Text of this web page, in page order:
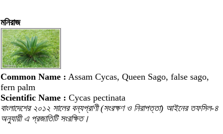
মনিরাজ
Common Name : Assam Cycas, Queen Sago, false sago,
fern palm
Scientific Name : Cycas pectinata
বাংলাদেশের ২০১২ সালের বন্যপ্রাণী (সংরক্ষণ ও নিরাপত্তা) আইনের তফসিল-৪
অনুযায়ী এ প্রজাতিটি সংরক্ষিত।